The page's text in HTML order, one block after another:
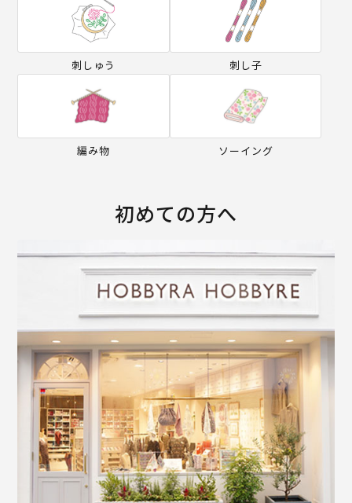
刺しゅう 刺し子
編み物 ソーイング
初めての方へ